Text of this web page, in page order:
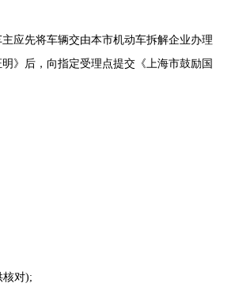
先将车辆交由本市机动车拆解企业办理
》后，向指定受理点提交《上海市鼓励国
对);